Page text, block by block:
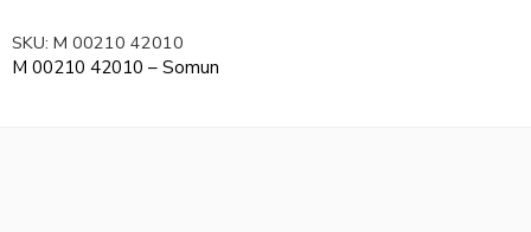
SKU: M 00210 42010
M 00210 42010 – Somun